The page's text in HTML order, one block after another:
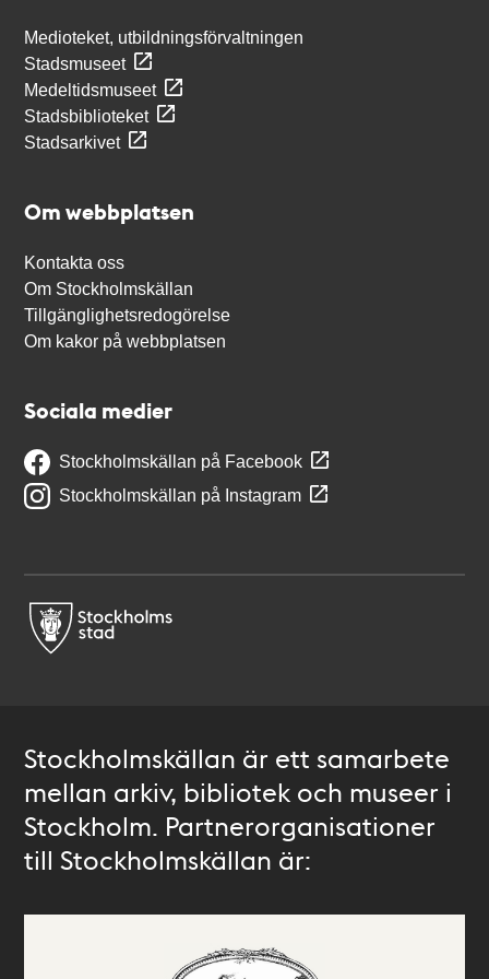
Medioteket, utbildningsförvaltningen
Stadsmuseet
Medeltidsmuseet
Stadsbiblioteket
Stadsarkivet
Om webbplatsen
Kontakta oss
Om Stockholmskällan
Tillgänglighetsredogörelse
Om kakor på webbplatsen
Sociala medier
Stockholmskällan på Facebook
Stockholmskällan på Instagram
Stockholmskällan är ett samarbete
mellan arkiv, bibliotek och museer i
Stockholm. Partnerorganisationer
till Stockholmskällan är: